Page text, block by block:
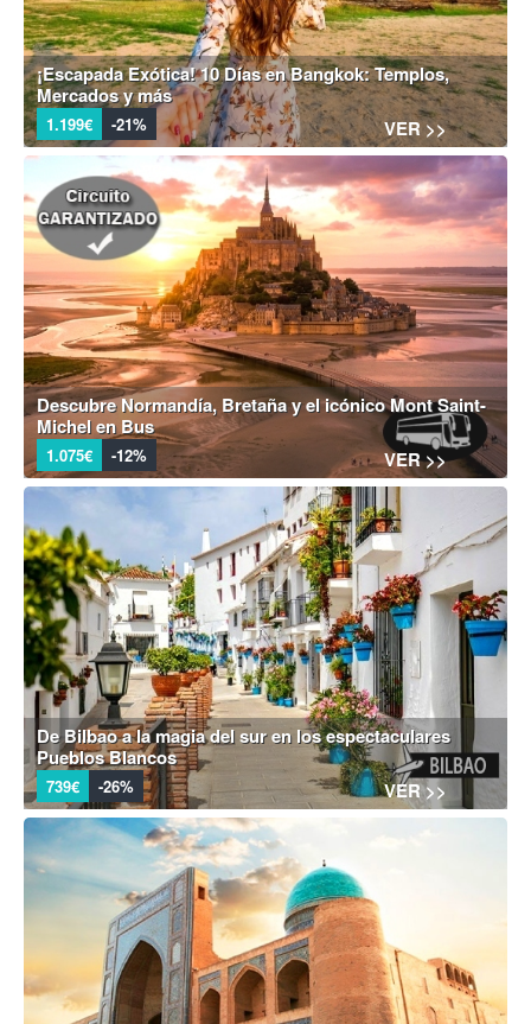
¡Escapada Exótica! 10 Días en Bangkok: Templos,
Mercados y más
1.199€ -21% VER >>
Descubre Normandía, Bretaña y el icónico Mont Saint-
Michel en Bus
1.075€ -12% VER >>
De Bilbao a la magia del sur en los espectaculares
Pueblos Blancos
739€ -26% VER >>